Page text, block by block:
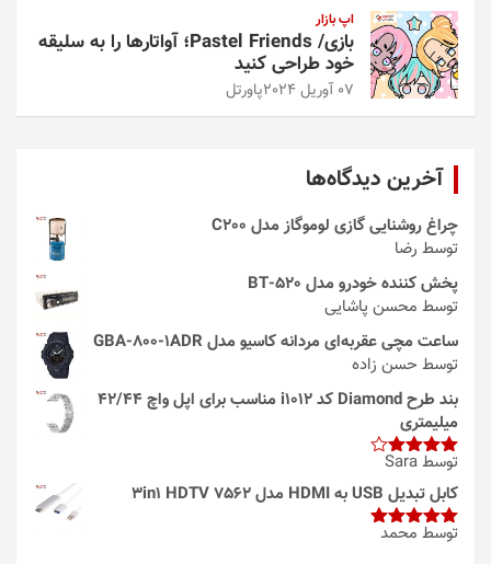
اپ بازار
بازی/ Pastel Friends؛ آواتارها را به سلیقه
خود طراحی کنید
07 آوریل 2024 پاورتل
آخرین دیدگاه‌ها
چراغ روشنایی گازی لوموگاز مدل C200
توسط رضا
پخش کننده خودرو مدل 520-BT
توسط محسن پاشایی
ساعت مچی عقربه‌ای مردانه کاسیو مدل GBA-800-1ADR
توسط حسن زاده
بند طرح Diamond کد i1012 مناسب برای اپل واچ 42/44
میلیمتری
امتیاز4
از 5
توسط Sara
کابل تبدیل USB به HDMI مدل 3in1 HDTV 7562
امتیاز5از
توسط محمد